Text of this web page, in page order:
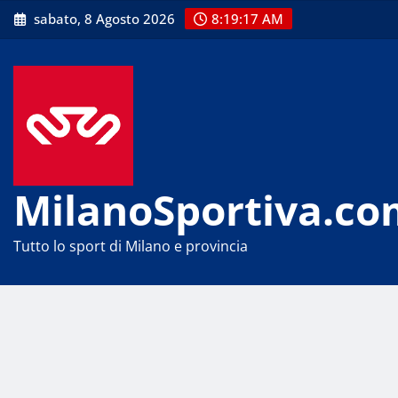
Skip
to
sabato, 8 Agosto 2026 8:19:17 AM
Tutto lo sport di Milano e provincia